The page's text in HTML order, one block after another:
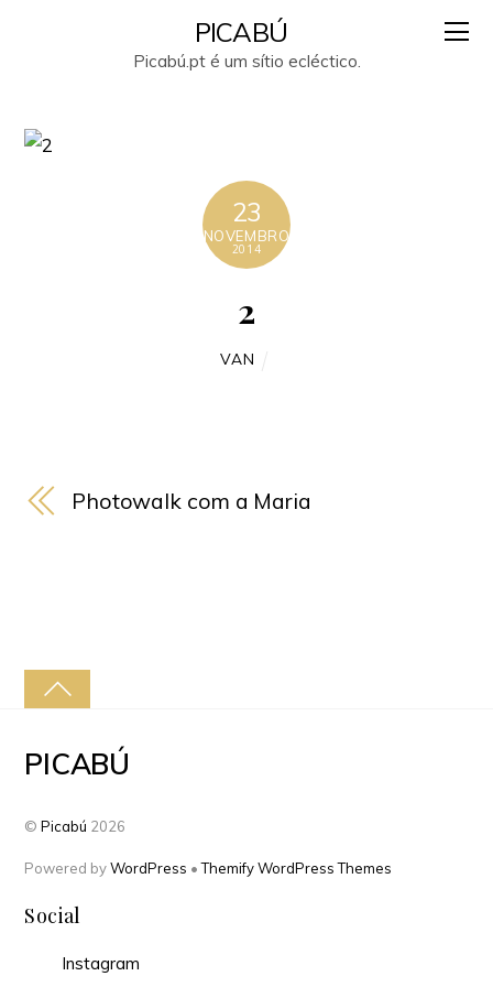
PICABÚ
Picabú.pt é um sítio ecléctico.
23
NOVEMBRO
2014
2
VAN
Photowalk com a Maria
PICABÚ
©Picabú 2026
Powered byWordPress •Themify WordPress Themes
Social
Instagram